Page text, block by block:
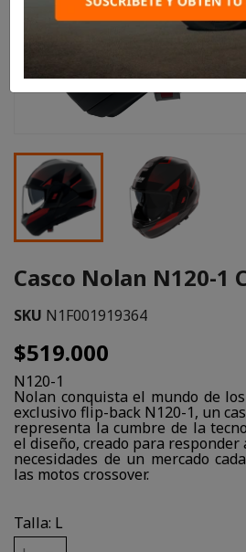
Casco Nolan N120-1
SKU N1F001919364
$519.000
N120-1
Nolan conquista el mundo de
exclusivo flip-back N120-1, un
representa la cumbre de la
el diseño, creado para responder
necesidades de un mercado
las motos crossover.
Talla: L